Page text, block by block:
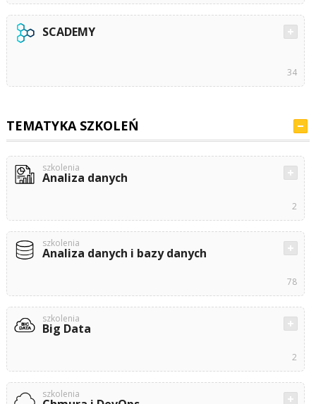
SCADEMY
34
TEMATYKA SZKOLEŃ
szkolenia
Analiza danych
2
szkolenia
Analiza danych i bazy danych
78
szkolenia
Big Data
2
szkolenia